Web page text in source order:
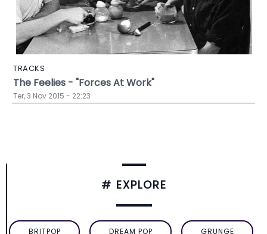
TRACKS
The Feelies - "Forces At Work"
Ter, 3 Nov 2015 - 22:23
# EXPLORE
BRITPOP DREAM POP GRUNGE